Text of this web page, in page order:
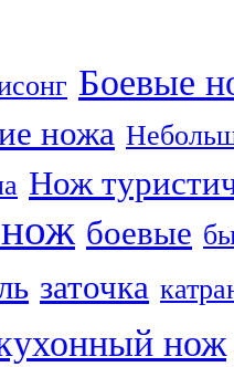
Боевые
ножа
Нож
боевые
заточка
нож